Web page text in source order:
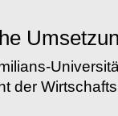
der